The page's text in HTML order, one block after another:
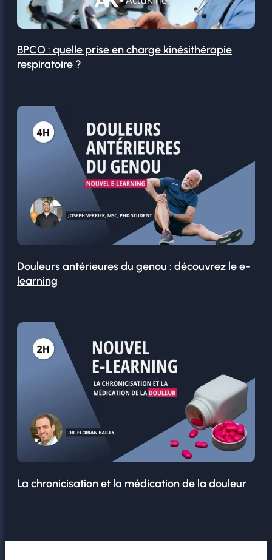
BPCO : quelle prise en charge kinésithérapie
respiratoire ?
Douleurs antérieures du genou : découvrez le e-
learning
La chronicisation et la médication de la douleur